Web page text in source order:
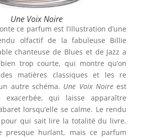
Une Voix Noire
ce parfum est l’illustration d’une
olfactif de la fabuleuse Billie
chanteuse de Blues et de Jazz a
trop courte, qui montre qu’on
matières classiques et les re
autre schéma. Une Voix Noireest
exacerbée, qui laisse apparaître
lorsqu’elle se calme. Le rendu
qui sait lire la totalité du livre.
presque hurlant, mais ce parfum